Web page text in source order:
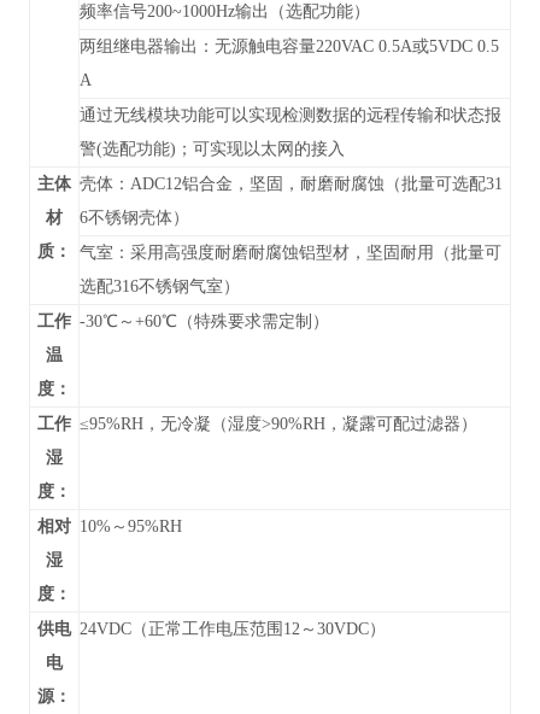
频率信号200~1000Hz输出（选配功能）
两组继电器输出：无源触电容量220VAC 0.5A或5VDC 0.5
A
通过无线模块功能可以实现检测数据的远程传输和状态报
警(选配功能)；可实现以太网的接入
主体
材
质：
壳体：ADC12铝合金，坚固，耐磨耐腐蚀（批量可选配31
6不锈钢壳体）
气室：采用高强度耐磨耐腐蚀铝型材，坚固耐用（批量可
选配316不锈钢气室）
工作
温
度：
-30℃～+60℃（特殊要求需定制）
工作
湿
度：
≤95%RH，无冷凝（湿度>90%RH，凝露可配过滤器）
相对
湿
度：
10%～95%RH
供电
电
源：
24VDC（正常工作电压范围12～30VDC）